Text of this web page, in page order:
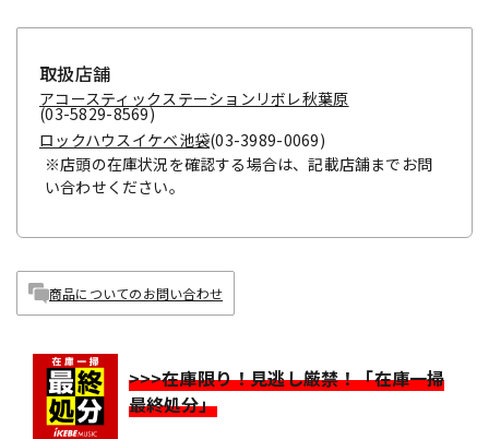
取扱店舗
アコースティックステーションリボレ秋葉原
(03-5829-8569)
ロックハウスイケベ池袋(03-3989-0069)
※店頭の在庫状況を確認する場合は、記載店舗までお問
い合わせください。
商品についてのお問い合わせ
>>>在庫限り！見逃し厳禁！「在庫一掃
最終処分」